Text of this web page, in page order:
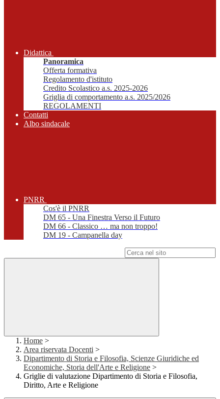
Didattica
Panoramica
Offerta formativa
Regolamento d'istituto
Credito Scolastico a.s. 2025-2026
Griglia di comportamento a.s. 2025/2026
REGOLAMENTI
Contatti
Albo sindacale
PNRR
Cos'è il PNRR
DM 65 - Una Finestra Verso il Futuro
DM 66 - Classico … ma non troppo!
DM 19 - Campanella day
Home >
Area riservata Docenti >
Dipartimento di Storia e Filosofia, Scienze Giuridiche ed
Economiche, Storia dell'Arte e Religione >
Griglie di valutazione Dipartimento di Storia e Filosofia,
Diritto, Arte e Religione